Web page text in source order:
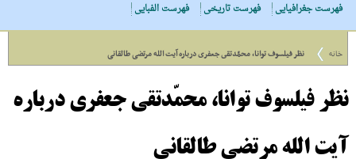
فهرست جغرافیایی
فهرست تاریخی فهرست الفبایی
خانه نظر فیلسوف توانا، محمّدتقى جعفرى درباره آیت الله مرتضی طالقانی
نظر فیلسوف توانا، محمّدتقى جعفرى درباره
آیت الله مرتضی طالقانی